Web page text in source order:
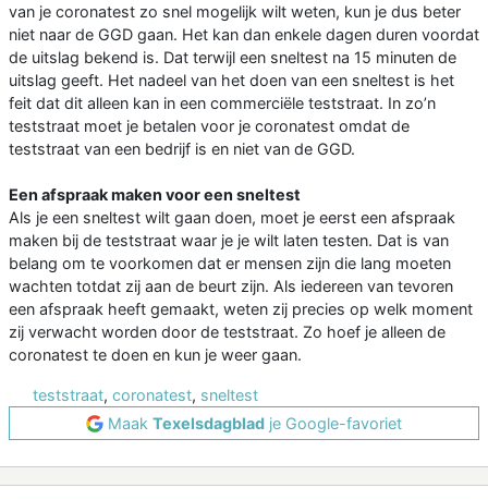
van je coronatest zo snel mogelijk wilt weten, kun je dus beter
niet naar de GGD gaan. Het kan dan enkele dagen duren voordat
de uitslag bekend is. Dat terwijl een sneltest na 15 minuten de
uitslag geeft. Het nadeel van het doen van een sneltest is het
feit dat dit alleen kan in een commerciële teststraat. In zo’n
teststraat moet je betalen voor je coronatest omdat de
teststraat van een bedrijf is en niet van de GGD.
Een afspraak maken voor een sneltest
Als je een sneltest wilt gaan doen, moet je eerst een afspraak
maken bij de teststraat waar je je wilt laten testen. Dat is van
belang om te voorkomen dat er mensen zijn die lang moeten
wachten totdat zij aan de beurt zijn. Als iedereen van tevoren
een afspraak heeft gemaakt, weten zij precies op welk moment
zij verwacht worden door de teststraat. Zo hoef je alleen de
coronatest te doen en kun je weer gaan.
teststraat, coronatest, sneltest
Maak Texelsdagblad je Google-favoriet